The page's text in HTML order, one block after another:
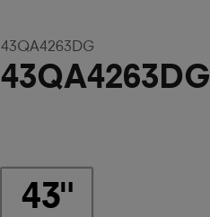
43QA4263DG
43QA4263DG
43